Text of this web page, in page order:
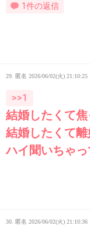
1件の返信
29. 匿名 2026/06/02(火) 21:10:25
>>1
結婚したくて焦
結婚したくて
ハイ聞いちゃっ
30. 匿名 2026/06/02(火) 21:10:36